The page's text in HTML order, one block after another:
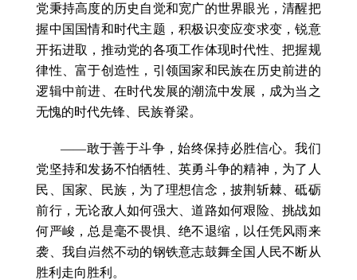
党秉持高度的历史自觉和宽广的世界眼光，清醒把
握中国国情和时代主题，积极识变应变求变，锐意
开拓进取，推动党的各项工作体现时代性、把握规
律性、富于创造性，引领国家和民族在历史前进的
逻辑中前进、在时代发展的潮流中发展，成为当之
无愧的时代先锋、民族脊梁。
——敢于善于斗争，始终保持必胜信心。我们
党坚持和发扬不怕牺牲、英勇斗争的精神，为了人
民、国家、民族，为了理想信念，披荆斩棘、砥砺
前行，无论敌人如何强大、道路如何艰险、挑战如
何严峻，总是毫不畏惧、绝不退缩，以任凭风雨来
袭、我自岿然不动的钢铁意志鼓舞全国人民不断从
胜利走向胜利。